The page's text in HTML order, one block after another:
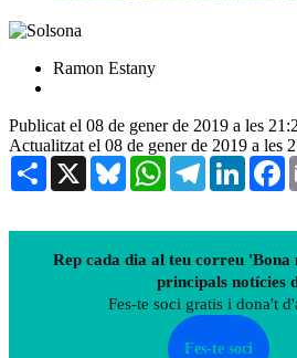
Ramon Estany
Publicat el 08 de gener de 2019 a les
Actualitzat el 08 de gener de 2019 a les
Share X BlueskyWhatsAppTelegram
Rep cada dia al teu correu 'Bona
principals notícies
Fes-te soci gratis i dona't
Fes-te soci